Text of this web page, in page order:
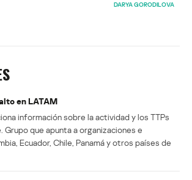
DARYA GORODILOVA
en LATAM
información sobre la actividad y los TTPs
Grupo que apunta a organizaciones e
Ecuador, Chile, Panamá y otros países de